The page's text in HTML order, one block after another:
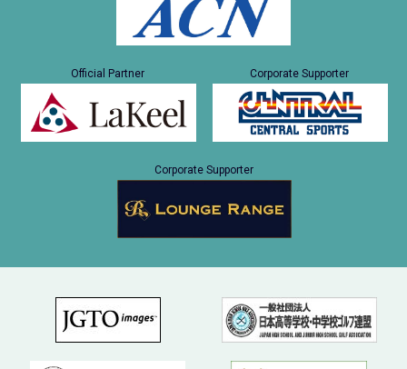
Official Partner Corporate Supporter
Corporate Supporter